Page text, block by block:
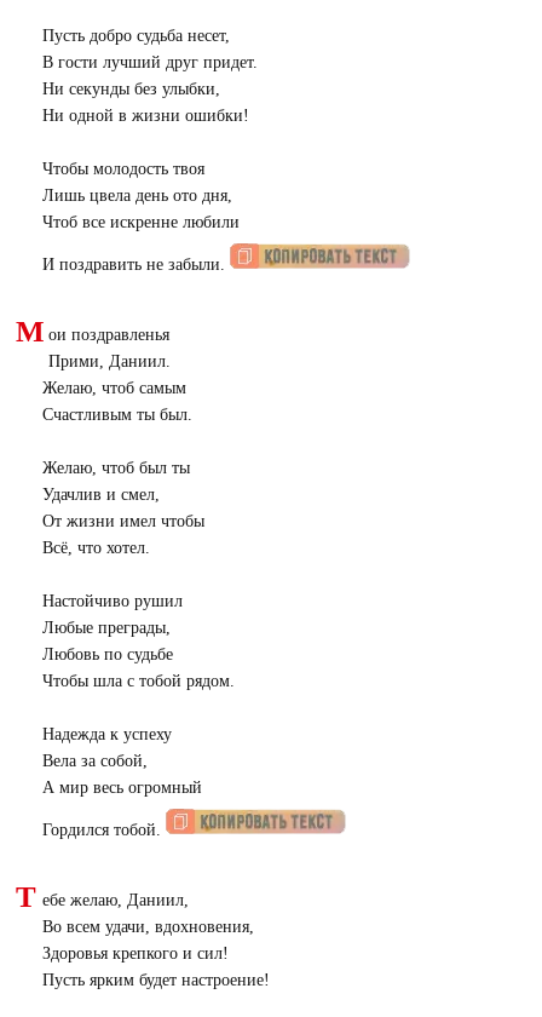
Пусть добро судьба несет,
В гости лучший друг придет.
Ни секунды без улыбки,
Ни одной в жизни ошибки!
Чтобы молодость твоя
Лишь цвела день ото дня,
Чтоб все искренне любили
И поздравить не забыли.
М ои поздравленья
Прими, Даниил.
Желаю, чтоб самым
Счастливым ты был.
Желаю, чтоб был ты
Удачлив и смел,
От жизни имел чтобы
Всё, что хотел.
Настойчиво рушил
Любые преграды,
Любовь по судьбе
Чтобы шла с тобой рядом.
Надежда к успеху
Вела за собой,
А мир весь огромный
Гордился тобой.
Т ебе желаю, Даниил,
Во всем удачи, вдохновения,
Здоровья крепкого и сил!
Пусть ярким будет настроение!